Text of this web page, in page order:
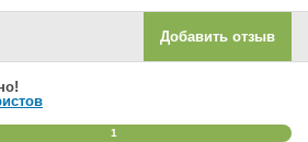
Добавить отзыв
1